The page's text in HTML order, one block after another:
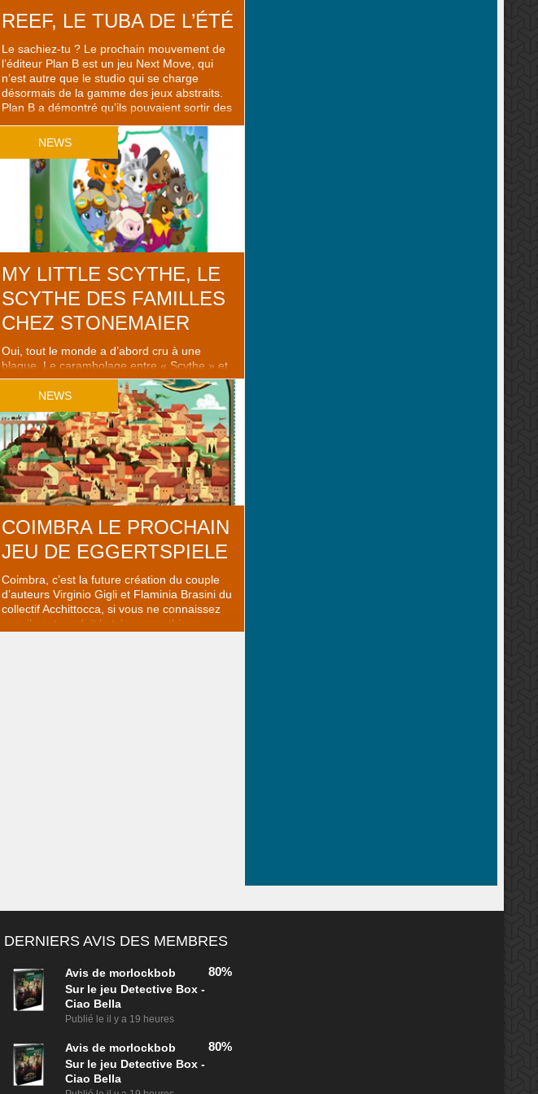
REEF, LE TUBA DE L’ÉTÉ
Le sachiez-tu ? Le prochain mouvement de
l’éditeur Plan B est un jeu Next Move, qui
n’est autre que le studio qui se charge
désormais de la gamme des jeux abstraits.
Plan B a démontré qu’ils pouvaient sortir des
peut-être quelque chose ?) et ne compte ..
NEWS
MY LITTLE SCYTHE, LE
SCYTHE DES FAMILLES
CHEZ STONEMAIER
Oui, tout le monde a d’abord cru à une
blague. Le carambolage entre « Scythe » et
« My Little » (sous-entendu « Pony » – pour
les fins connoisseurs) laisse
rieur/songeur/impatient/échauffé, c’est selon,
comme dirait l’ami Mat. Mais le jeu, d’abord
imaginé par des fans de Scythe, proposé en
print and play, puis gagnant le prix du
meilleur print and ..
NEWS
COIMBRA LE PROCHAIN
JEU DE EGGERTSPIELE
Coimbra, c’est la future création du couple
d’auteurs Virginio Gigli et Flaminia Brasini du
collectif Acchittocca, si vous ne connaissez
pas, ils ont produit le très sympathique
DERNIERS AVIS DES MEMBRES
Avis de morlockbob
Sur le jeu Detective Box -
Ciao Bella
Publié le il y a 19 heures
80%
Avis de morlockbob
Sur le jeu Detective Box -
Ciao Bella
80%